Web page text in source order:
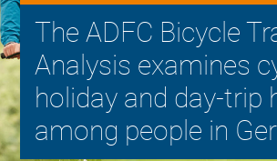
The ADFC Bicycle
Analysis examines
holiday and day-trip
among people in